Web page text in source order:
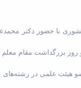
با حضور دکتر